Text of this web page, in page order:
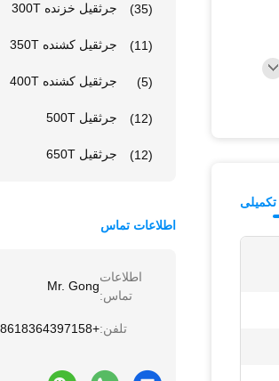
جرثقیل خزنده 300T (35)
جرثقیل کشنده 350T (11)
جرثقیل کشنده 400T (5)
جرثقیل 500T (12)
جرثقیل 650T (12)
اطلاعات تماس
اطلاعات
تماس:
Mr. Gong
تلفن:+8618364397158
تکمیلی